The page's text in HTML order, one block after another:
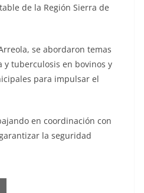
de la Región Sierra de
se abordaron temas
y tuberculosis en bovinos y
para impulsar el
en coordinación con
la seguridad